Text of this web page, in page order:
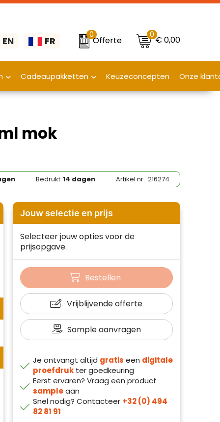
EN FR
0
Offerte
0€ 0,00
Cadeaupakketten Keuzeconcepten Onze
mok
Bedrukt:14 dagen Artikel nr.216274
Jouw selectie en prijs
Selecteer jouw opties voor de
prijsopgave.
Bestellen
Vrijblijvende offerte
Sample aanvragen
Je ontvangt altijd gratis een digitale
proefdrukter goedkeuring
Eerst ervaren? Vraag een product
sampleaan
Snel nodig? Contacteer +32 (0) 494
82 81 91